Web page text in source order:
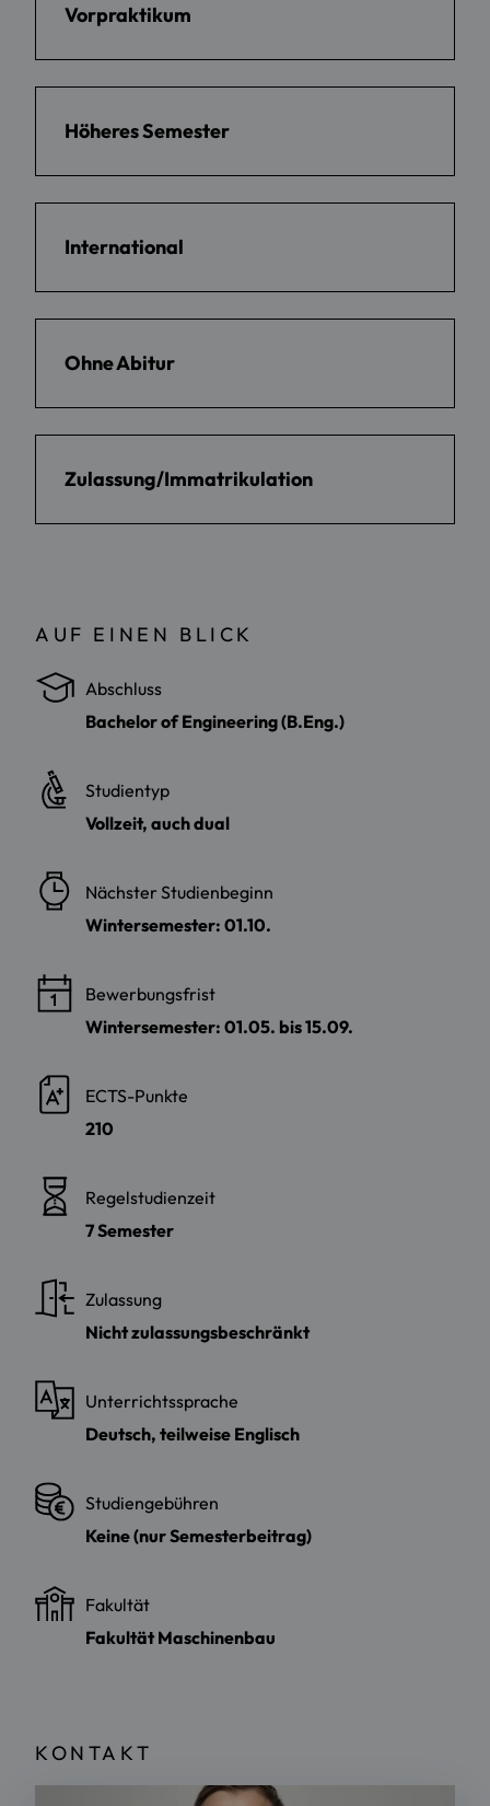
Vorpraktikum
Höheres Semester
International
Ohne Abitur
Zulassung/Immatrikulation
AUF EINEN BLICK
Abschluss
Bachelor of Engineering (B.Eng.)
Studientyp
Vollzeit, auch dual
Nächster Studienbeginn
Wintersemester: 01.10.
Bewerbungsfrist
Wintersemester: 01.05. bis 15.09.
ECTS-Punkte
210
Regelstudienzeit
7 Semester
Zulassung
Nicht zulassungsbeschränkt
Unterrichtssprache
Deutsch, teilweise Englisch
Studiengebühren
Keine (nur Semesterbeitrag)
Fakultät
Fakultät Maschinenbau
KONTAKT